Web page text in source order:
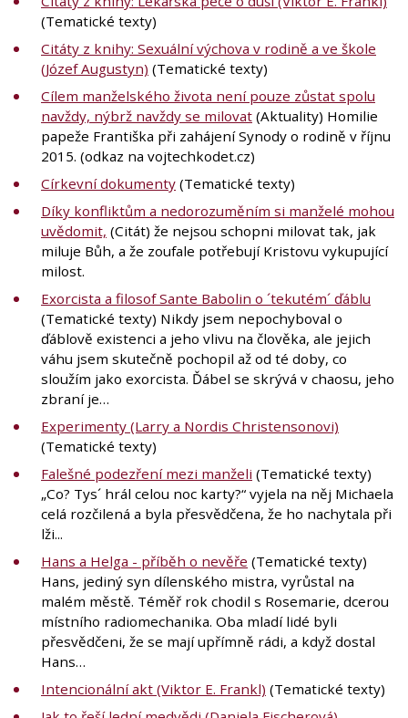
(Tematické texty)
Citáty z knihy: Sexuální výchova v rodině a ve škole
(Józef Augustyn) (Tematické texty)
Cílem manželského života není pouze zůstat spolu
navždy, nýbrž navždy se milovat (Aktuality) Homilie
papeže Františka při zahájení Synody o rodině v říjnu
2015. (odkaz na vojtechkodet.cz)
Církevní dokumenty (Tematické texty)
Díky konfliktům a nedorozuměním si manželé mohou
uvědomit, (Citát) že nejsou schopni milovat tak, jak
miluje Bůh, a že zoufale potřebují Kristovu vykupující
milost.
Exorcista a filosof Sante Babolin o ´tekutém´ ďáblu
(Tematické texty) Nikdy jsem nepochyboval o
ďáblově existenci a jeho vlivu na člověka, ale jejich
váhu jsem skutečně pochopil až od té doby, co
sloužím jako exorcista. Ďábel se skrývá v chaosu, jeho
zbraní je…
Experimenty (Larry a Nordis Christensonovi)
(Tematické texty)
Falešné podezření mezi manželi (Tematické texty)
„Co? Tys´ hrál celou noc karty?“ vyjela na něj Michaela
celá rozčilená a byla přesvědčena, že ho nachytala při
lži...
Hans a Helga - příběh o nevěře (Tematické texty)
Hans, jediný syn dílenského mistra, vyrůstal na
malém městě. Téměř rok chodil s Rosemarie, dcerou
místního radiomechanika. Oba mladí lidé byli
přesvědčeni, že se mají upřímně rádi, a když dostal
Hans…
Intencionální akt (Viktor E. Frankl) (Tematické texty)